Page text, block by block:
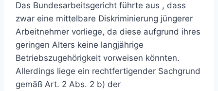
Das Bundesarbeitsgericht führte aus , dass
zwar eine mittelbare Diskriminierung jüngerer
Arbeitnehmer vorliege, da diese aufgrund ihres
geringen Alters keine langjährige
Betriebszugehörigkeit vorweisen könnten.
Allerdings liege ein rechtfertigender Sachgrund
gemäß Art. 2 Abs. 2 b) der